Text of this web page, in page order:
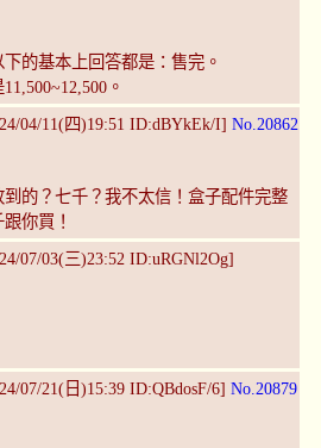
的基本上回答都是：售完。
。
04/11(四)19:51 ID:dBYkEk/I] No.20862
的？七千？我不太信！盒子配件完整
你買！
07/03(三)23:52 ID:uRGNl2Og]
07/21(日)15:39 ID:QBdosF/6] No.20879